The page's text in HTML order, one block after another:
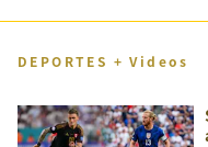
DEPORTES + Videos